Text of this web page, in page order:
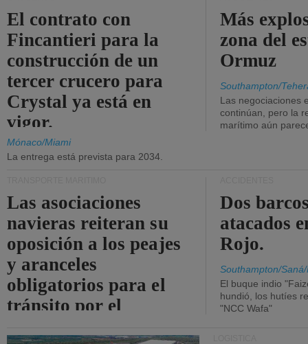
El contrato con
Fincantieri para la
construcción de un
tercer crucero para
Crystal ya está en
vigor.
Mónaco/Miami
La entrega está prevista para 2034.
Más
zona del
Ormuz
Southampton/
Las negociaciones
continúan, pero la
marítimo aún
Las asociaciones
navieras reiteran su
oposición a los peajes
y aranceles
obligatorios para el
tránsito por el
Dos
atacados
Rojo.
Southampton/
El buque indio
hundió, los hutíes
"NCC Wafa"